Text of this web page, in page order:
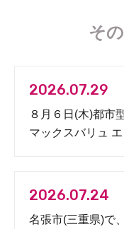
そ
2026.07.29
８月６日(木)都市
マックスバリュ
2026.07.24
名張市(三重県)で